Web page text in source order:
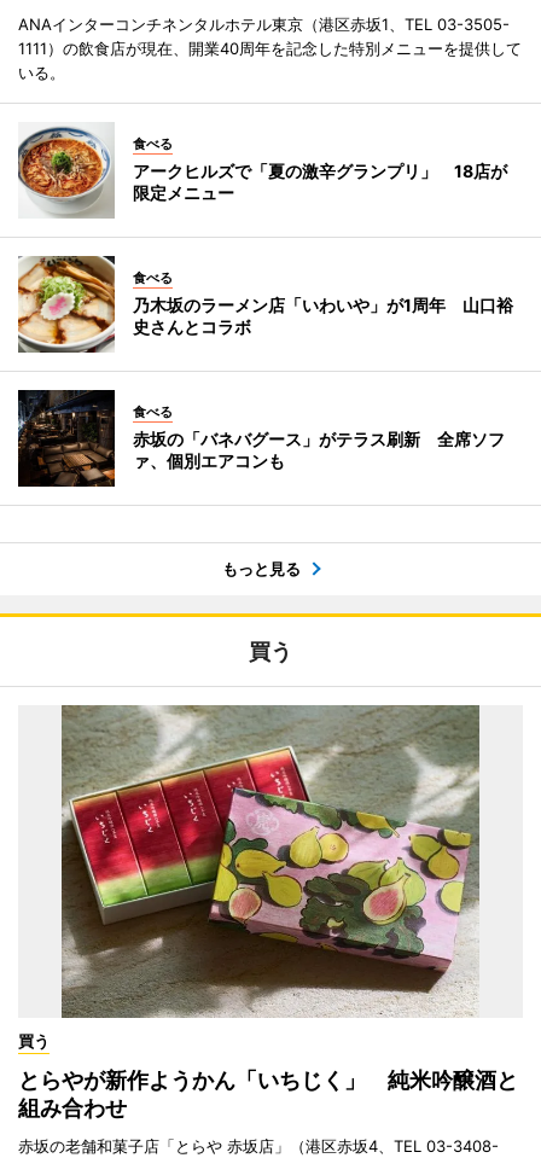
ANAインターコンチネンタルホテル東京（港区赤坂1、TEL 03-3505-
1111）の飲食店が現在、開業40周年を記念した特別メニューを提供して
いる。
食べる
アークヒルズで「夏の激辛グランプリ」 18店が
限定メニュー
食べる
乃木坂のラーメン店「いわいや」が1周年 山口裕
史さんとコラボ
食べる
赤坂の「バネバグース」がテラス刷新 全席ソフ
ァ、個別エアコンも
もっと見る
買う
買う
とらやが新作ようかん「いちじく」 純米吟醸酒と
組み合わせ
赤坂の老舗和菓子店「とらや 赤坂店」（港区赤坂4、TEL 03-3408-